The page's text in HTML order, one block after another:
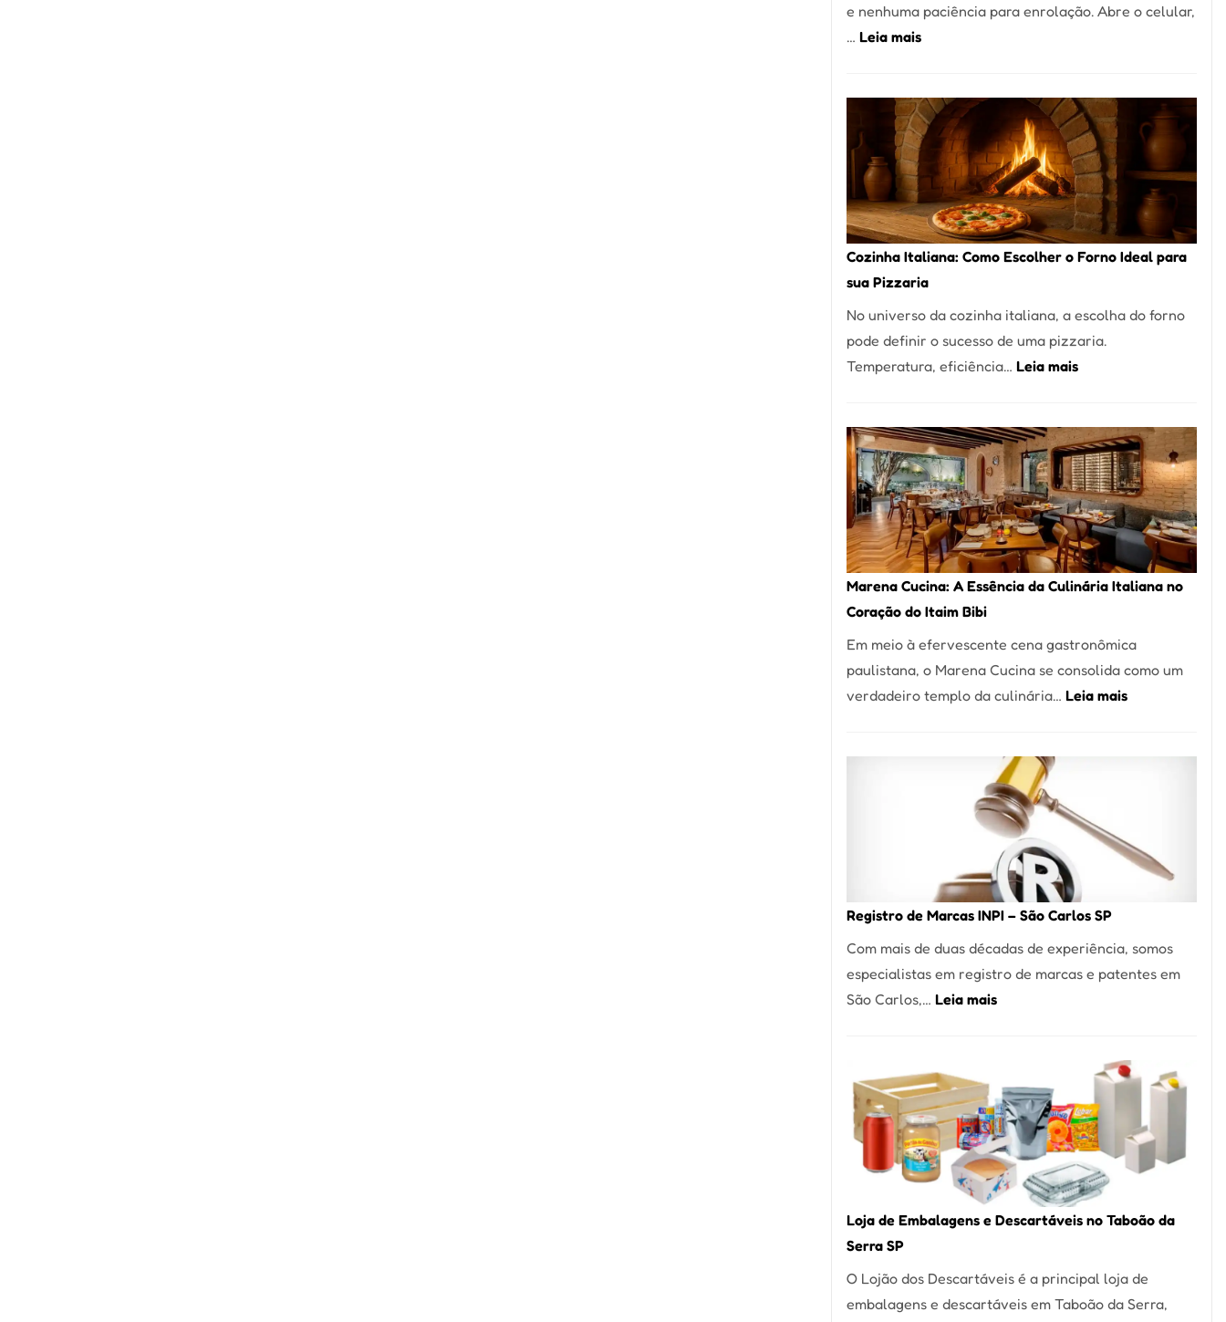
e nenhuma paciência para enrolação. Abre o celular,
… Leia mais:
Encontrar
um
Bom
Lugar
para
Comer?
Este
Portal
Quer
Resolver
Isso
Cozinha Italiana: Como Escolher o Forno Ideal para
sua Pizzaria
No universo da cozinha italiana, a escolha do forno
pode definir o sucesso de uma pizzaria.
Temperatura, eficiência… Leia mais:
Como
Escolher
o
Forno
Ideal
para
sua
Marena Cucina: A Essência da Culinária Italiana no
Coração do Itaim Bibi
Em meio à efervescente cena gastronômica
paulistana, o Marena Cucina se consolida como um
verdadeiro templo da culinária… Leia mais:
Culinária
Italiana
do
Itaim
Registro de Marcas INPI – São Carlos SP
Com mais de duas décadas de experiência, somos
especialistas em registro de marcas e patentes em
São Carlos,… Leia mais:
INPI
–
São
Carlos
SP
Loja de Embalagens e Descartáveis no Taboão da
Serra SP
O Lojão dos Descartáveis é a principal loja de
embalagens e descartáveis em Taboão da Serra,